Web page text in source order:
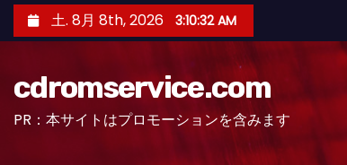
ン
土. 8月 8th, 2026 3:10:33 AM
cdromservice.com
PR：本サイトはプロモーションを含みます